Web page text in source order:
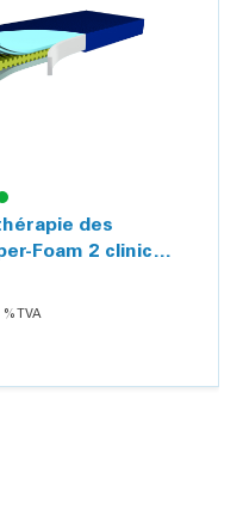
des
Foam 2 clinic
housse PU
TVA